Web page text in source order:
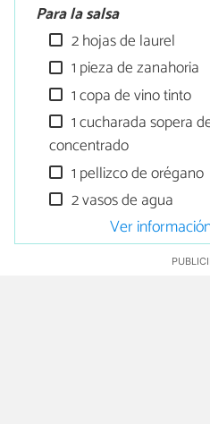
Para la salsa
2 hojas de laurel
1 pieza de zanahoria
1 copa de vino tinto
1 cucharada sopera
concentrado
1 pellizco de orégano
2 vasos de agua
Ver